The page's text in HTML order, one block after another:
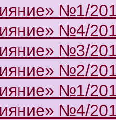
№1/
№4/
№3/
№2/
№1/
№4/